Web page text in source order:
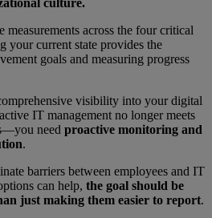
culture.
measurements across the four critical
your current state provides the
goals and measuring progress
visibility into your digital
IT management no longer meets
need proactive monitoring and
.
barriers between employees and IT
can help, the goal should be
just making them easier to report.